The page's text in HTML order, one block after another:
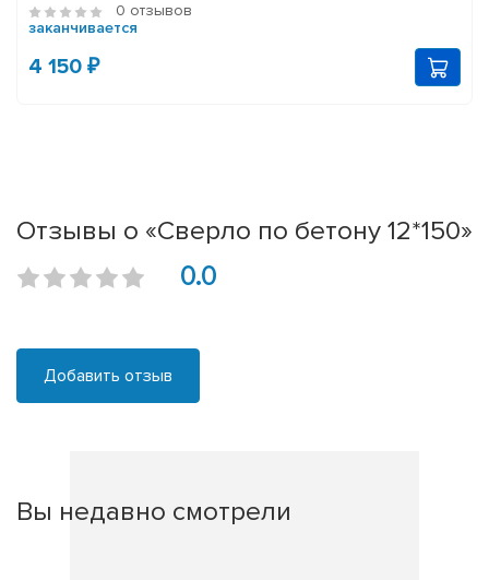
0 отзывов
заканчивается
4 150 ₽
Отзывы о «Сверло по бетону 12*150»
0.0
Добавить отзыв
Вы недавно смотрели